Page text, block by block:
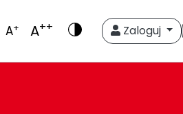
A+ A++ Zaloguj